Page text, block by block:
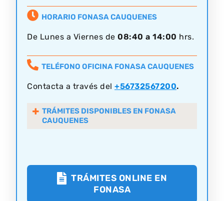
HORARIO FONASA CAUQUENES
De Lunes a Viernes de 08:40 a 14:00 hrs.
TELÉFONO OFICINA FONASA CAUQUENES
Contacta a través del +56732567200.
TRÁMITES DISPONIBLES EN FONASA
CAUQUENES
TRÁMITES ONLINE EN
FONASA